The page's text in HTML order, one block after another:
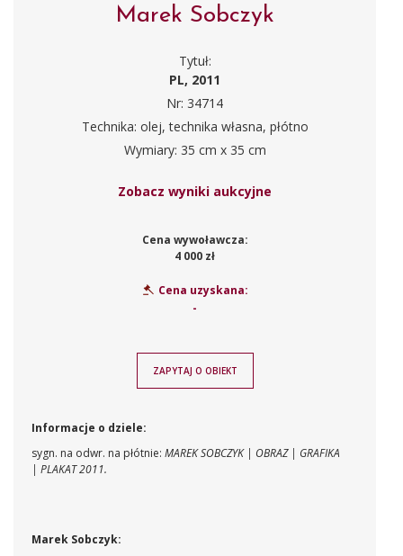
Marek Sobczyk
Tytuł:
PL, 2011
Nr: 34714
Technika: olej, technika własna, płótno
Wymiary: 35 cm x 35 cm
Zobacz wyniki aukcyjne
Cena wywoławcza:
4 000 zł
Cena uzyskana:
-
ZAPYTAJ O OBIEKT
Informacje o dziele:
sygn. na odwr. na płótnie: MAREK SOBCZYK | OBRAZ | GRAFIKA
| PLAKAT 2011.
Marek Sobczyk: